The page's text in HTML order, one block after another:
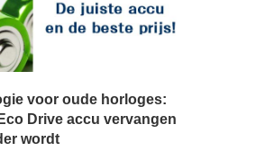
voor oude horloges:
Drive accu vervangen
wordt